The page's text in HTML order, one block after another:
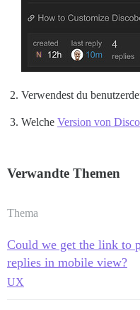
Verwendest du
Welche Version von
Verwandte Themen
Thema
Could we get the link to
replies in mobile view?
UX